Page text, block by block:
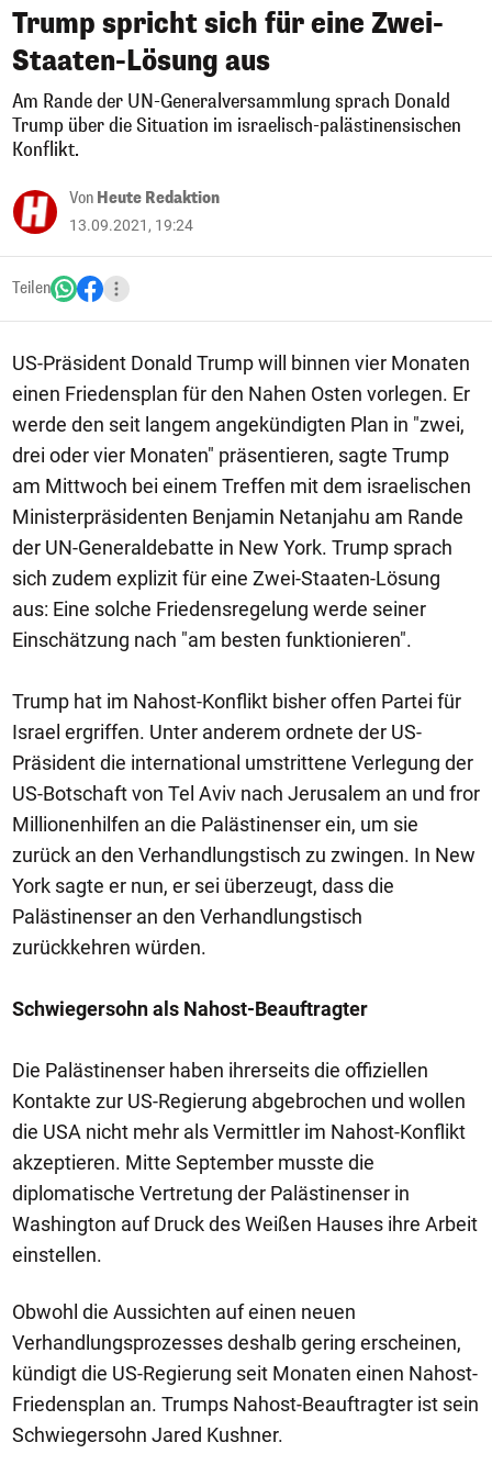
Trump spricht sich für eine Zwei-
Staaten-Lösung aus
Am Rande der UN-Generalversammlung sprach Donald
Trump über die Situation im israelisch-palästinensischen
Konflikt.
Von Heute Redaktion
13.09.2021, 19:24
Teilen
US-Präsident Donald Trump will binnen vier Monaten
einen Friedensplan für den Nahen Osten vorlegen. Er
werde den seit langem angekündigten Plan in "zwei,
drei oder vier Monaten" präsentieren, sagte Trump
am Mittwoch bei einem Treffen mit dem israelischen
Ministerpräsidenten Benjamin Netanjahu am Rande
der UN-Generaldebatte in New York. Trump sprach
sich zudem explizit für eine Zwei-Staaten-Lösung
aus: Eine solche Friedensregelung werde seiner
Einschätzung nach "am besten funktionieren".
Trump hat im Nahost-Konflikt bisher offen Partei für
Israel ergriffen. Unter anderem ordnete der US-
Präsident die international umstrittene Verlegung der
US-Botschaft von Tel Aviv nach Jerusalem an und fror
Millionenhilfen an die Palästinenser ein, um sie
zurück an den Verhandlungstisch zu zwingen. In New
York sagte er nun, er sei überzeugt, dass die
Palästinenser an den Verhandlungstisch
zurückkehren würden.
Schwiegersohn als Nahost-Beauftragter
Die Palästinenser haben ihrerseits die offiziellen
Kontakte zur US-Regierung abgebrochen und wollen
die USA nicht mehr als Vermittler im Nahost-Konflikt
akzeptieren. Mitte September musste die
diplomatische Vertretung der Palästinenser in
Washington auf Druck des Weißen Hauses ihre Arbeit
einstellen.
Obwohl die Aussichten auf einen neuen
Verhandlungsprozesses deshalb gering erscheinen,
kündigt die US-Regierung seit Monaten einen Nahost-
Friedensplan an. Trumps Nahost-Beauftragter ist sein
Schwiegersohn Jared Kushner.